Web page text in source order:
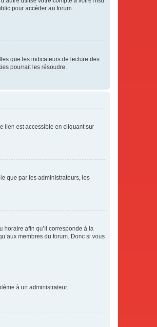
pour accéder au forum
que les indicateurs de lecture des
pourrait les résoudre.
lien est accessible en cliquant sur
que par les administrateurs, les
horaire afin qu’il corresponde à la
membres du forum. Donc si vous
à un administrateur.